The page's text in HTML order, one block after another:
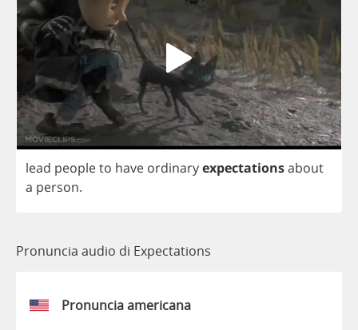
lead peopleto have ordinaryexpectationsabout
a person.
Pronuncia audio di Expectations
Pronuncia americana